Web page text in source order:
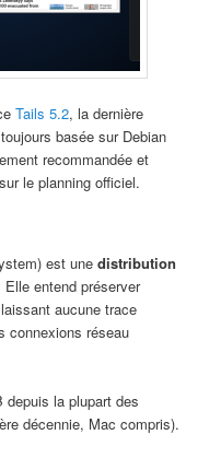
Tails 5.2, la dernière
basée sur Debian
recommandée et
le planning officiel.
est unedistribution
entend préserver
aucune trace
connexions réseau
depuis la plupart des
décennie, Mac compris).